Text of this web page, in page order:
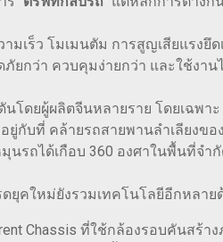
มเร็ว โมเมนตัม การสูญเสียแรงยึ
ภัยกว่า ควบคุมง่ายกว่า และใช้งา
โดยผู้ผลิตจีนหลายราย โดยเฉพาะ
กับที่ คล้ายรถสายพานลำเลียงขอ
นรถได้เกือบ 360 องศาในพื้นที่จ
ยุคใหม่ยังรวมเทคโนโลยีอีกหลาย
Chassis ที่ใช้กล้องรอบคันสร้